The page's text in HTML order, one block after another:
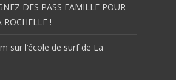
DES PASS FAMILLE POUR
ROCHELLE !
sur l’école de surf de La